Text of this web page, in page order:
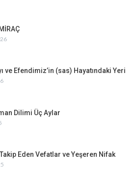
ve Efendimiz’in (sas) Hayatındaki Yeri
Dilimi Üç Aylar
Eden Vefatlar ve Yeşeren Nifak